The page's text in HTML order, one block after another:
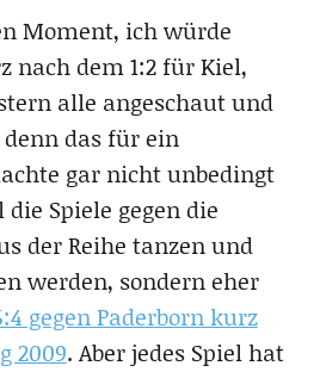
Moment, ich würde
nach dem 1:2 für Kiel,
alle angeschaut und
das für ein
gar nicht unbedingt
Spiele gegen die
der Reihe tanzen und
werden, sondern eher
gegen Paderborn kurz
2009. Aber jedes Spiel hat